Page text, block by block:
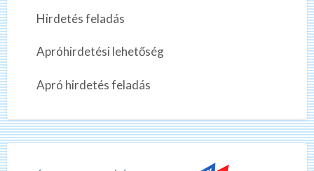
Hirdetés feladás
Apróhirdetési lehetőség
Apró hirdetés feladás